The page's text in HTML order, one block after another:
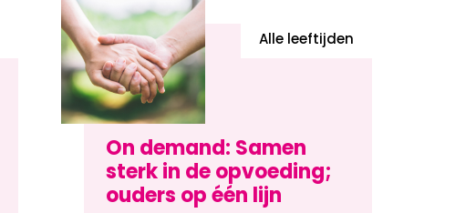
On demand: Samen
sterk in de opvoeding;
ouders op één lijn
Alle leeftijden